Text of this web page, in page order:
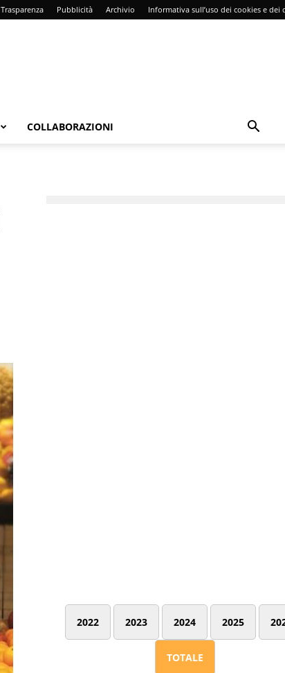
Trasparenza Pubblicità Archivio Informativa sull’uso dei cookies e dei
COLLABORAZIONI
2022 2023 2024 2025
TOTALE